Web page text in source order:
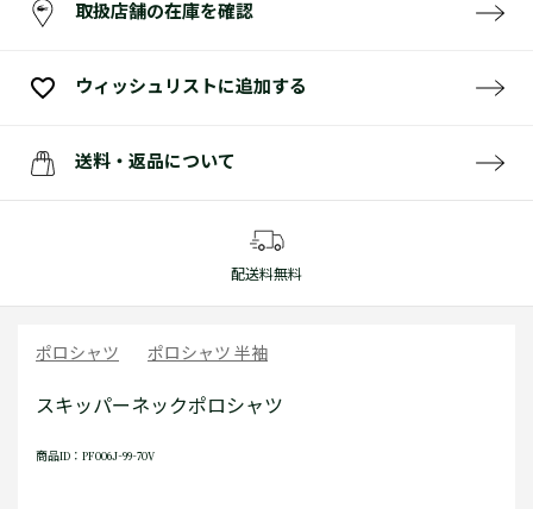
取扱店舗の在庫を確認
ウィッシュリストに追加する
送料・返品について
配送料無料
ポロシャツ ポロシャツ 半袖
スキッパーネックポロシャツ
商品ID：PF006J-99-70V